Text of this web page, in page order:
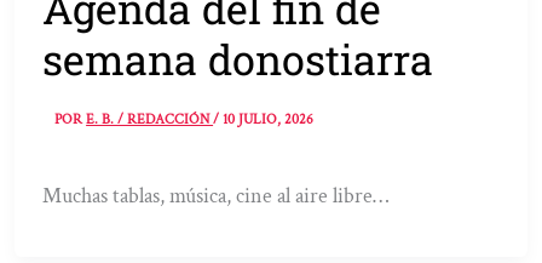
semana donostiarra
PORE. B. / REDACCIÓN/10 JULIO, 2026
Muchas tablas, música, cine al aire libre…